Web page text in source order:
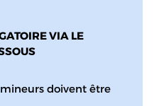
VIA LE
mineurs doivent être